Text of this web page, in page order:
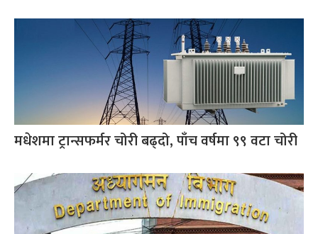
मधेशमा ट्रान्सफर्मर चोरी बढ्दो, पाँच वर्षमा ९९ वटा चोरी